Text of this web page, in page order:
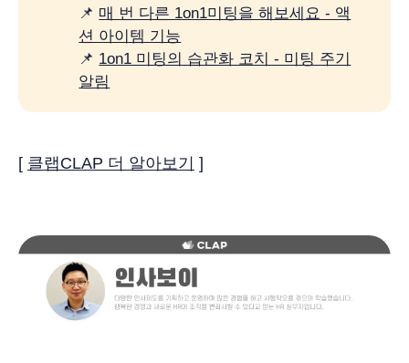
📌 매 번 다른 1on1미팅을 해보세요 - 액
션 아이템 기능
📌 1on1 미팅의 습관화 코치 - 미팅 주기
알림
[ 클랩CLAP 더 알아보기 ]